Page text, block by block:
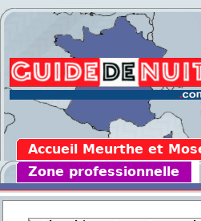
Accueil Meurthe et
Zone professionnelle